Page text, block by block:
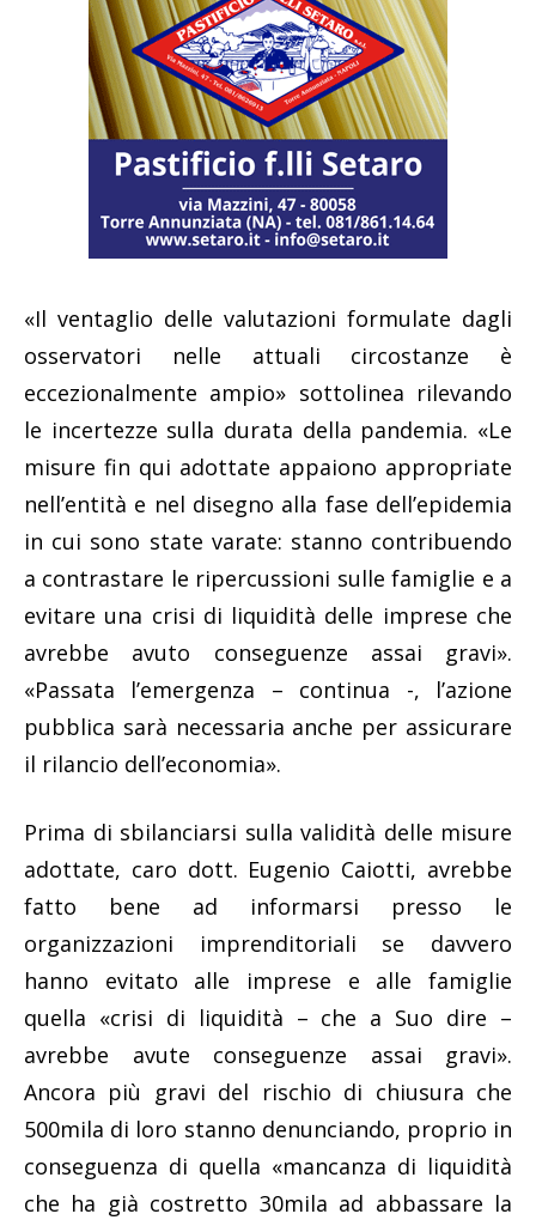
«Il ventaglio delle valutazioni formulate dagli
osservatori nelle attuali circostanze è
eccezionalmente ampio» sottolinea rilevando
le incertezze sulla durata della pandemia. «Le
misure fin qui adottate appaiono appropriate
nell’entità e nel disegno alla fase dell’epidemia
in cui sono state varate: stanno contribuendo
a contrastare le ripercussioni sulle famiglie e a
evitare una crisi di liquidità delle imprese che
avrebbe avuto conseguenze assai gravi».
«Passata l’emergenza – continua -, l’azione
pubblica sarà necessaria anche per assicurare
il rilancio dell’economia».
Prima di sbilanciarsi sulla validità delle misure
adottate, caro dott. Eugenio Caiotti, avrebbe
fatto bene ad informarsi presso le
organizzazioni imprenditoriali se davvero
hanno evitato alle imprese e alle famiglie
quella «crisi di liquidità – che a Suo dire –
avrebbe avute conseguenze assai gravi».
Ancora più gravi del rischio di chiusura che
500mila di loro stanno denunciando, proprio in
conseguenza di quella «mancanza di liquidità
che ha già costretto 30mila ad abbassare la